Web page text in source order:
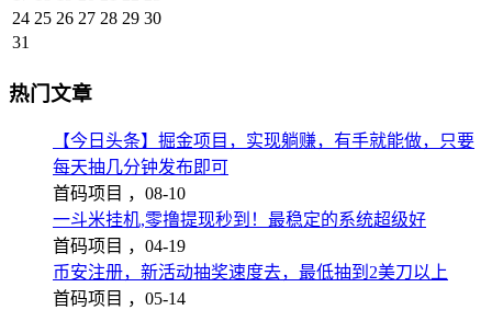
24 25 26 27 28 29 30
31
热门文章
【今日头条】掘金项目，实现躺赚，有手就能做，只要
每天抽几分钟发布即可
首码项目 ， 08-10
一斗米挂机,零撸提现秒到！最稳定的系统超级好
首码项目 ， 04-19
币安注册，新活动抽奖速度去，最低抽到2美刀以上
首码项目 ， 05-14